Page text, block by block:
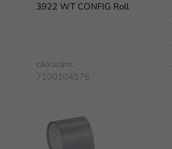
3922 WT CONFIG Roll
cikkszám:
7100104576